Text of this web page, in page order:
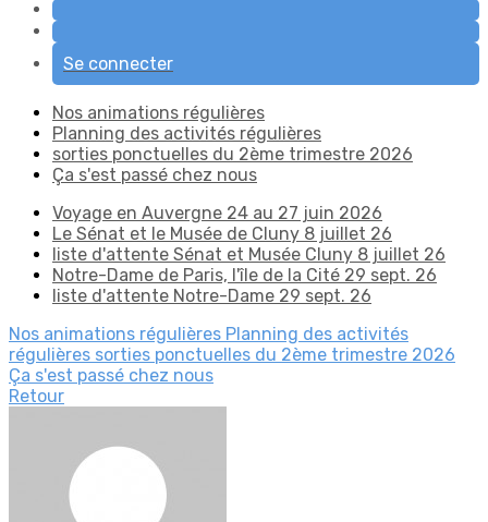
Se connecter
Nos animations régulières
Planning des activités régulières
sorties ponctuelles du 2ème trimestre 2026
Ça s'est passé chez nous
Voyage en Auvergne 24 au 27 juin 2026
Le Sénat et le Musée de Cluny 8 juillet 26
liste d'attente Sénat et Musée Cluny 8 juillet 26
Notre-Dame de Paris, l'île de la Cité 29 sept. 26
liste d'attente Notre-Dame 29 sept. 26
Nos animations régulières Planning des activités
régulières sorties ponctuelles du 2ème trimestre 2026
Ça s'est passé chez nous
Retour